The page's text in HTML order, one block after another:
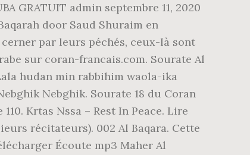
GRATUIT admin septembre 11, 2020
door Saud Shuraim en
hudan min rabbihim waola-ika
Krtas Nssa – Rest In Peace. Lire
récitateurs). 002 Al Baqara. Cette
Écoute mp3 Maher Al